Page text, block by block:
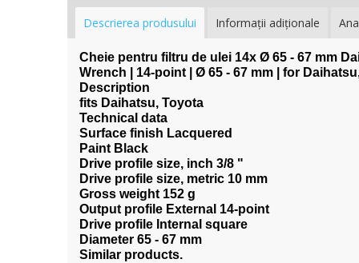
Descrierea produsului Informaţii adiţionale
Cheie pentru filtru de ulei 14x Ø 65 - 67 mm
Wrench | 14-point | Ø 65 - 67 mm | for
Description
fits Daihatsu, Toyota
Technical data
Surface finish Lacquered
Paint Black
Drive profile size, inch 3/8 "
Drive profile size, metric 10 mm
Gross weight 152 g
Output profile External 14-point
Drive profile Internal square
Diameter 65 - 67 mm
Similar products.